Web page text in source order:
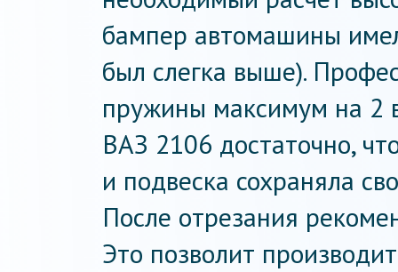
бампер автомашины
был слегка выше).
пружины максимум на 2
ВАЗ 2106 достаточно,
и подвеска сохраняла
После отрезания
Это позволит